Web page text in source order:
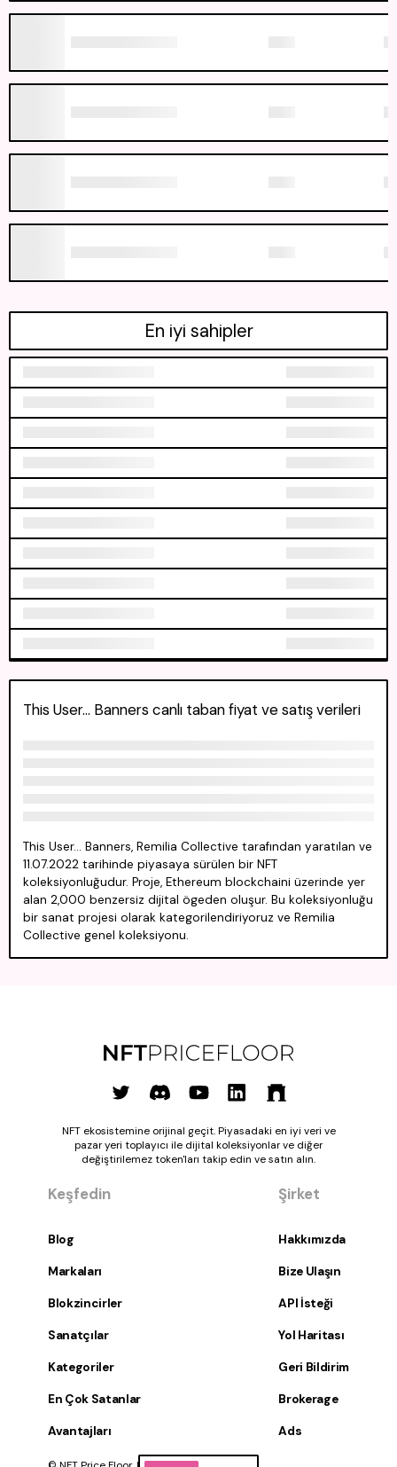
This User... Banners canlı taban fiyat ve satış verileri
This User... Banners, Remilia Collective tarafından yaratılan ve
11.07.2022 tarihinde piyasaya sürülen bir NFT
koleksiyonluğudur. Proje, Ethereum blockchaini üzerinde yer
alan 2,000 benzersiz dijital ögeden oluşur. Bu koleksiyonluğu
bir sanat projesi olarak kategorilendiriyoruz ve Remilia
Collective genel koleksiyonu.
En iyi sahipler
NFT ekosistemine orijinal geçit. Piyasadaki en iyi veri ve
pazar yeri toplayıcı ile dijital koleksiyonlar ve diğer
değiştirilemez token'ları takip edin ve satın alın.
Keşfedin
Blog
Markaları
Blokzincirler
Sanatçılar
Kategoriler
En Çok Satanlar
Avantajları
Şirket
Hakkımızda
Bize Ulaşın
API İsteği
Yol Haritası
Geri Bildirim
Brokerage
Ads